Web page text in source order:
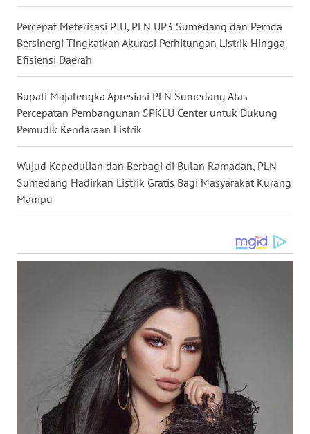
Percepat Meterisasi PJU, PLN UP3 Sumedang dan Pemda
Bersinergi Tingkatkan Akurasi Perhitungan Listrik Hingga
Efisiensi Daerah
Bupati Majalengka Apresiasi PLN Sumedang Atas
Percepatan Pembangunan SPKLU Center untuk Dukung
Pemudik Kendaraan Listrik
Wujud Kepedulian dan Berbagi di Bulan Ramadan, PLN
Sumedang Hadirkan Listrik Gratis Bagi Masyarakat Kurang
Mampu
WN
TAPANULI
SELATAN
WN
TANJUNG
LESUNG
WN
SIMALUNGUN
LABUHANBATU
SERDANG
WN
TEBING